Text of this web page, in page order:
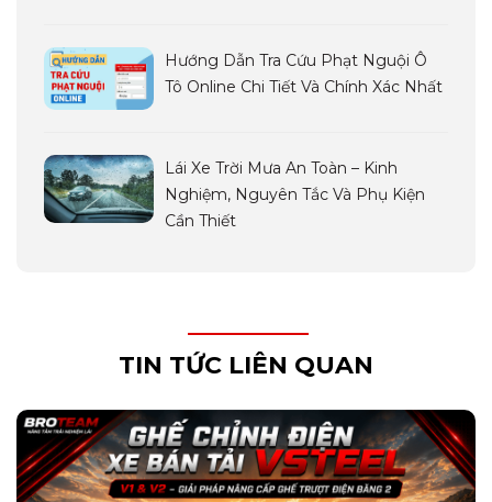
Hướng Dẫn Tra Cứu Phạt Nguội Ô
Tô Online Chi Tiết Và Chính Xác Nhất
Lái Xe Trời Mưa An Toàn – Kinh
Nghiệm, Nguyên Tắc Và Phụ Kiện
Cần Thiết
TIN TỨC LIÊN QUAN